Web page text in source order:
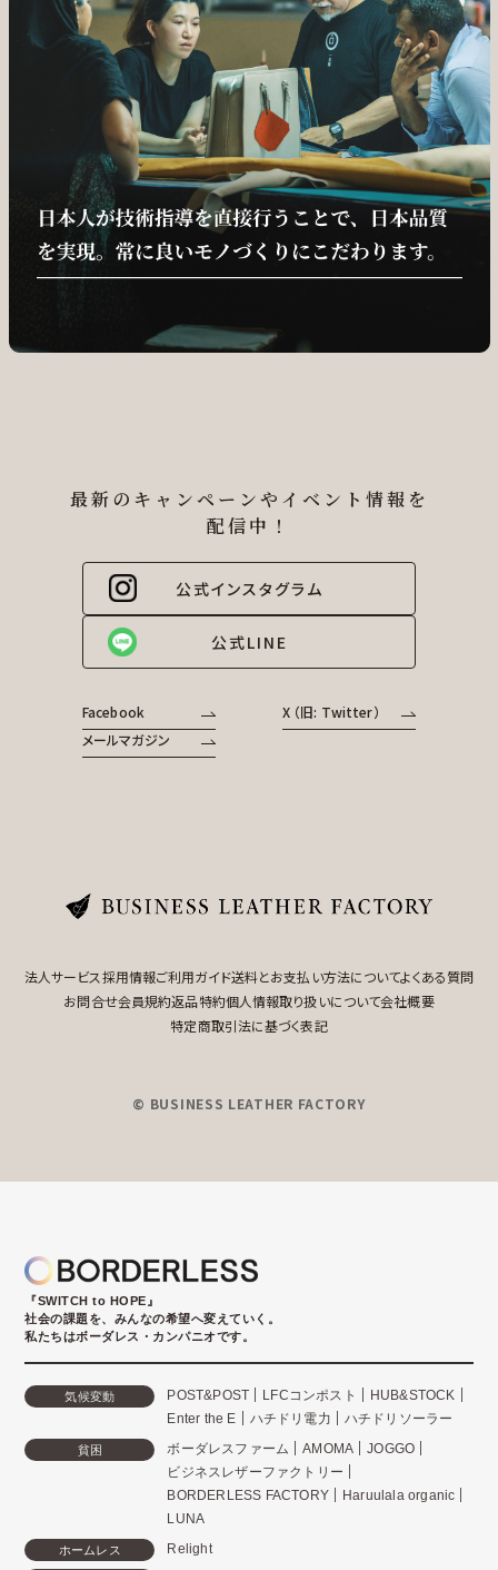
最新のキャンペーンやイベント情報を
配信中！
公式インスタグラム
公式LINE
Facebook
X （旧: Twitter）
メールマガジン
法人サービス採用情報ご利用ガイド送料とお支払い方法についてよくある質問
お問合せ会員規約返品特約個人情報取り扱いについて会社概要
特定商取引法に基づく表記
© BUSINESS LEATHER FACTORY
『SWITCH to HOPE』
社会の課題を、みんなの希望へ変えていく。
私たちはボーダレス・カンパニオです。
気候変動 POST&POST LFCコンポスト
HUB&STOCK
Enter the E
ハチドリ電力 ハチドリソーラー
貧困 ボーダレスファーム AMOMA
JOGGO
ビジネスレザーファクトリー
BORDERLESS FACTORY
Haruulala organic
LUNA
ホームレス Relight